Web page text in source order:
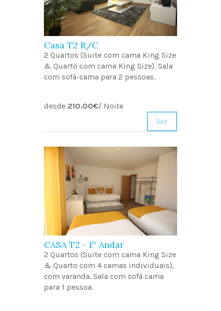
Casa T2 R/C
2 Quartos (Suite com cama King Size
& Quarto com cama King Size). Sala
com sofá-cama para 2 pessoas.
desde 210.00€/ Noite
Ver
CASA T2 - 1º Andar
2 Quartos (Suite com cama King Size
& Quarto com 4 camas individuais),
com varanda. Sala com sofá cama
para 1 pessoa.